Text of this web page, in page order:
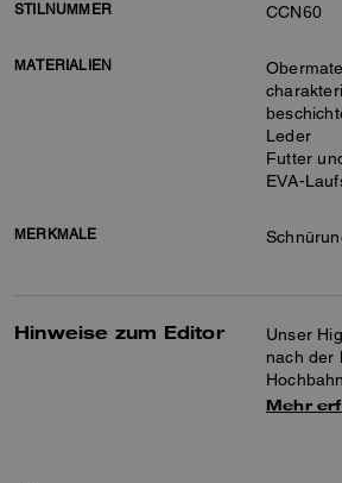
STILNUMMER CCN60
MATERIALIEN
Leder
Futter
EVA-
MERKMALE
Hinweise zum Editor
Unser
nach der
Side von
Mehr